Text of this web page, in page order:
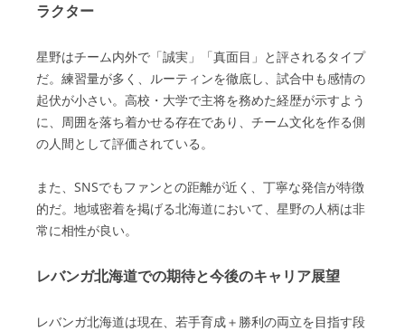
ラクター
星野はチーム内外で「誠実」「真面目」と評されるタイプ
だ。練習量が多く、ルーティンを徹底し、試合中も感情の
起伏が小さい。高校・大学で主将を務めた経歴が示すよう
に、周囲を落ち着かせる存在であり、チーム文化を作る側
の人間として評価されている。
また、SNSでもファンとの距離が近く、丁寧な発信が特徴
的だ。地域密着を掲げる北海道において、星野の人柄は非
常に相性が良い。
レバンガ北海道での期待と今後のキャリア展望
レバンガ北海道は現在、若手育成＋勝利の両立を目指す段